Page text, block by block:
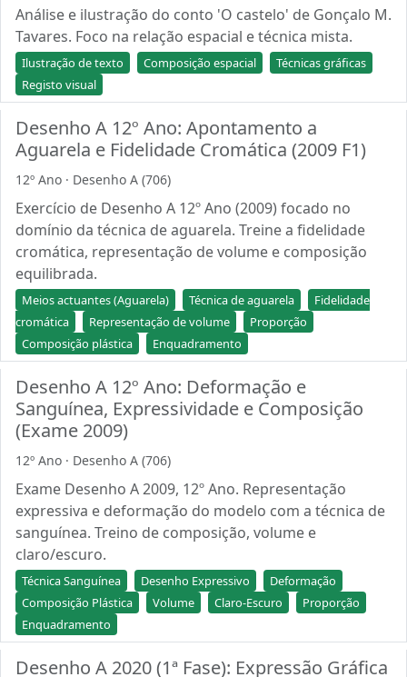
Análise e ilustração do conto 'O castelo' de Gonçalo M.
Tavares. Foco na relação espacial e técnica mista.
Ilustração de texto Composição espacial
Técnicas gráficas
Registo visual
Desenho A 12º Ano: Apontamento a
Aguarela e Fidelidade Cromática (2009 F1)
12º Ano · Desenho A (706)
Exercício de Desenho A 12º Ano (2009) focado no
domínio da técnica de aguarela. Treine a fidelidade
cromática, representação de volume e composição
equilibrada.
Meios actuantes (Aguarela) Técnica de aguarela
Fidelidade
cromática
Representação de volume
Proporção
Composição plástica
Enquadramento
Desenho A 12º Ano: Deformação e
Sanguínea, Expressividade e Composição
(Exame 2009)
12º Ano · Desenho A (706)
Exame Desenho A 2009, 12º Ano. Representação
expressiva e deformação do modelo com a técnica de
sanguínea. Treino de composição, volume e
claro/escuro.
Técnica Sanguínea Desenho Expressivo
Deformação
Composição Plástica
Volume Claro-Escuro
Proporção
Enquadramento
Desenho A 2020 (1ª Fase): Expressão Gráfica